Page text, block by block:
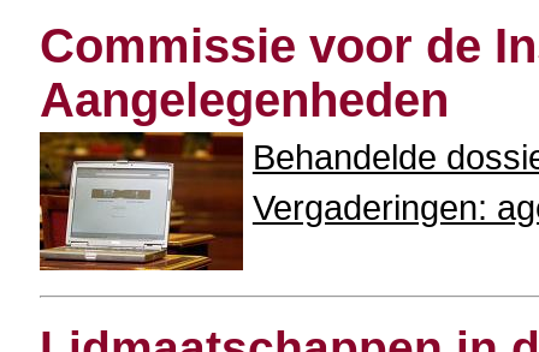
Commissie voor de
Aangelegenheden
Behandelde
Vergaderingen: